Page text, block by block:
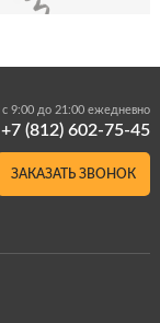
с 9:00 до 21:00 ежедневно
+7 (812) 602-75-45
ЗАКАЗАТЬ ЗВОНОК